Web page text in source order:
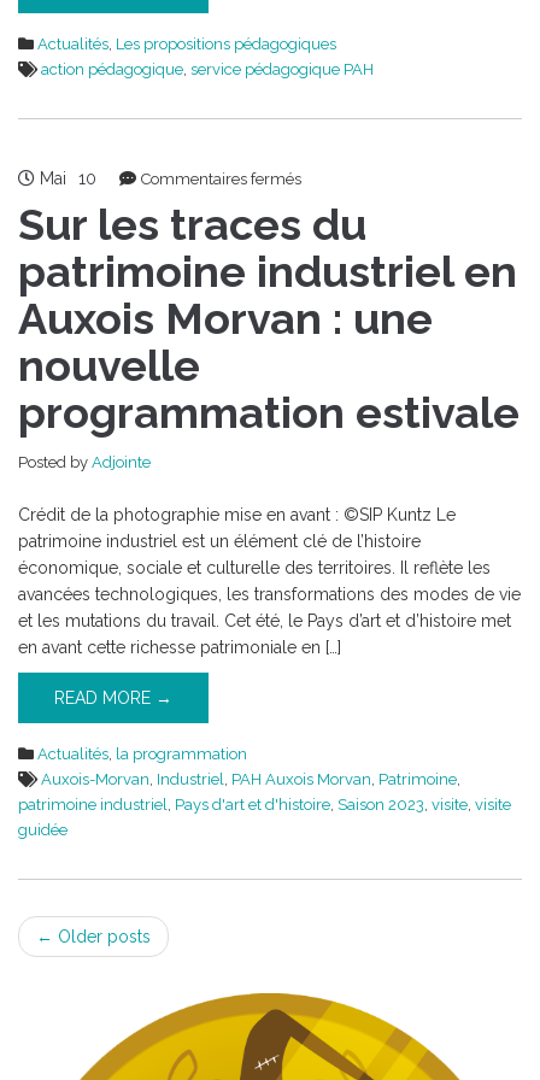
Actualités, Les propositions pédagogiques
action pédagogique, service pédagogique PAH
Mai 10 Commentaires ferméssur
les
traces
du
industriel
Morvan
:
programmation
estivale
Sur les traces du
patrimoine industriel en
Auxois Morvan : une
nouvelle
programmation estivale
Posted by Adjointe
Crédit de la photographie mise en avant : ©SIP Kuntz Le
patrimoine industriel est un élément clé de l’histoire
économique, sociale et culturelle des territoires. Il reflète les
avancées technologiques, les transformations des modes de vie
et les mutations du travail. Cet été, le Pays d’art et d’histoire met
en avant cette richesse patrimoniale en […]
READ MORE →
Actualités, la programmation
Auxois-Morvan, Industriel, PAH Auxois Morvan, Patrimoine,
patrimoine industriel, Pays d'art et d'histoire, Saison 2023, visite, visite
guidée
Post
navigation
← Older posts